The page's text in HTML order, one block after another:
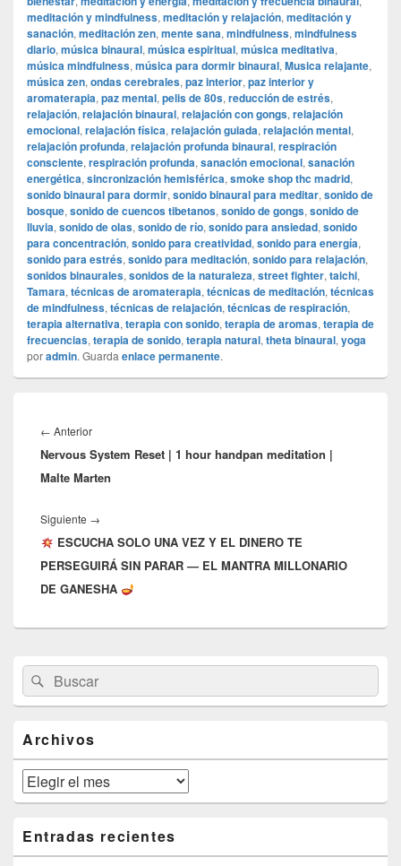
meditación y mindfulness, meditación y relajación, meditación y
sanación, meditación zen, mente sana, mindfulness, mindfulness
diario, música binaural, música espiritual, música meditativa,
música mindfulness, música para dormir binaural, Musica relajante,
música zen, ondas cerebrales, paz interior, paz interior y
aromaterapia, paz mental, pelis de 80s, reducción de estrés,
relajación, relajación binaural, relajación con gongs, relajación
emocional, relajación física, relajación guiada, relajación mental,
relajación profunda, relajación profunda binaural, respiración
consciente, respiración profunda, sanación emocional, sanación
energética, sincronización hemisférica, smoke shop thc madrid,
sonido binaural para dormir, sonido binaural para meditar, sonido de
bosque, sonido de cuencos tibetanos, sonido de gongs, sonido de
lluvia, sonido de olas, sonido de río, sonido para ansiedad, sonido
para concentración, sonido para creatividad, sonido para energía,
sonido para estrés, sonido para meditación, sonido para relajación,
sonidos binaurales, sonidos de la naturaleza, street fighter, taichi,
Tamara, técnicas de aromaterapia, técnicas de meditación, técnicas
de mindfulness, técnicas de relajación, técnicas de respiración,
terapia alternativa, terapia con sonido, terapia de aromas, terapia de
frecuencias, terapia de sonido, terapia natural, theta binaural, yoga
poradmin. Guarda enlace permanente.
de
entradas
← AnteriorEntrada
anterior:
Nervous System Reset | 1 hour handpan meditation |
Malte Marten
Siguiente →
siguiente:
ESCUCHA SOLO UNA VEZ Y EL DINERO TE
PERSEGUIRÁ SIN PARAR — EL MANTRA MILLONARIO
DE GANESHA
área
de
widget
lateral
primaria
Buscar
por:
Buscar
Archivos
Archivos
Entradas recientes